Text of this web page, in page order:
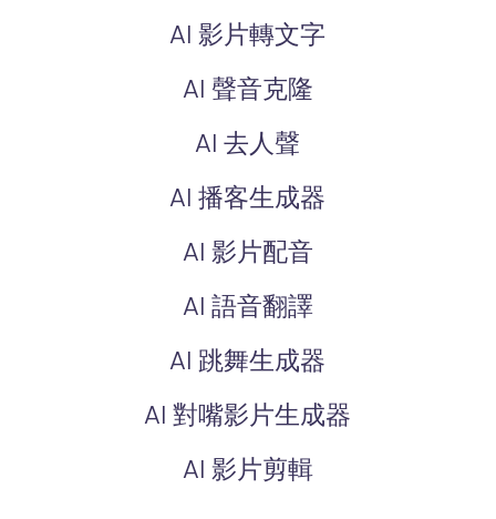
AI 影片轉文字
AI 聲音克隆
AI 去人聲
AI 播客生成器
AI 影片配音
AI 語音翻譯
AI 跳舞生成器
AI 對嘴影片生成器
AI 影片剪輯